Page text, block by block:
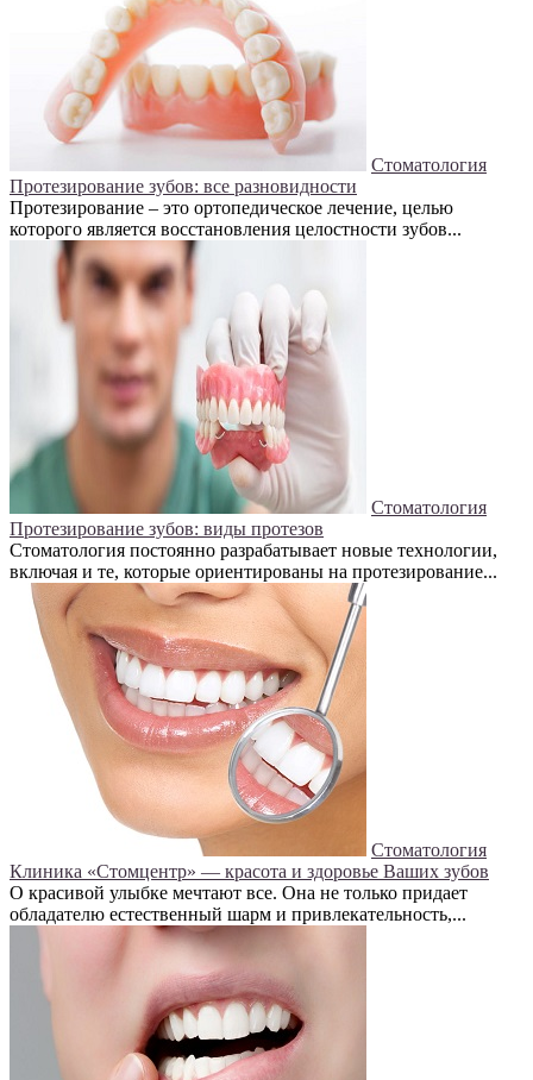
Стоматология
Протезирование зубов: все разновидности
Протезирование – это ортопедическое лечение, целью
которого является восстановления целостности зубов...
Стоматология
Протезирование зубов: виды протезов
Стоматология постоянно разрабатывает новые технологии,
включая и те, которые ориентированы на протезирование...
Стоматология
Клиника «Стомцентр» — красота и здоровье Ваших зубов
О красивой улыбке мечтают все. Она не только придает
обладателю естественный шарм и привлекательность,...